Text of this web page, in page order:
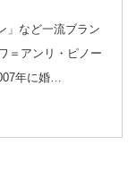
」など一流ブラン
＝アンリ・ピノー
年に婚…